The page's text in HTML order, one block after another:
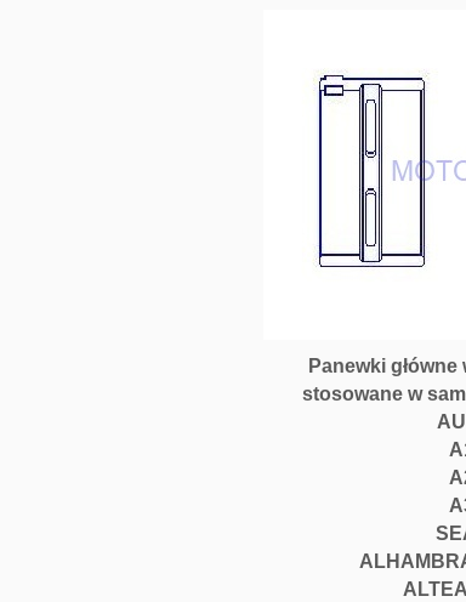
Panewki
stosowane w